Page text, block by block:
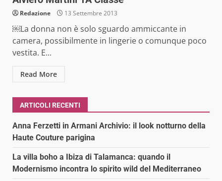
Redazione 13 Settembre 2013
￼La donna non è solo sguardo ammiccante in
camera, possibilmente in lingerie o comunque poco
vestita. E...
Read More
ARTICOLI RECENTI
Anna Ferzetti in Armani Archivio: il look notturno della
Haute Couture parigina
La villa boho a Ibiza di Talamanca: quando il
Modernismo incontra lo spirito wild del Mediterraneo